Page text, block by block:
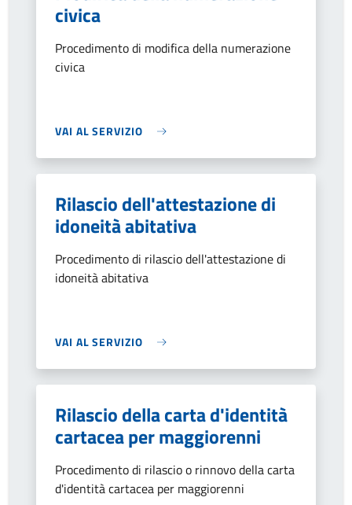
civica
Procedimento di modifica della numerazione
civica
VAI AL SERVIZIO
Rilascio dell'attestazione di
idoneità abitativa
Procedimento di rilascio dell'attestazione di
idoneità abitativa
VAI AL SERVIZIO
Rilascio della carta d'identità
cartacea per maggiorenni
Procedimento di rilascio o rinnovo della carta
d'identità cartacea per maggiorenni